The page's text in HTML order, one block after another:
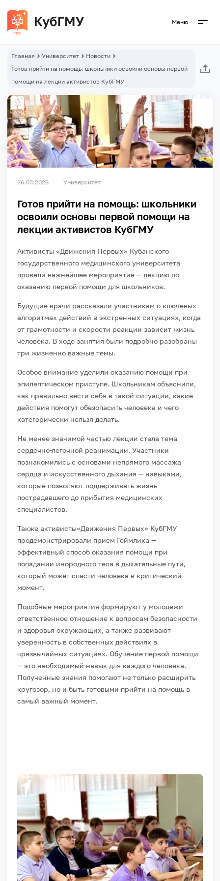
Меню
Главная Университет
Новости
Готов прийти на помощь: школьники освоили основы первой
помощи на лекции активистов КубГМУ
26.03.2026 Университет
Готов прийти на помощь: школьники
освоили основы первой помощи на
лекции активистов КубГМУ
Активисты «Движения Первых» Кубанского
государственного медицинского университета
провели важнейшее мероприятие — лекцию по
оказанию первой помощи для школьников.
Будущие врачи рассказали участникам о ключевых
алгоритмах действий в экстренных ситуациях, когда
от грамотности и скорости реакции зависит жизнь
человека. В ходе занятия были подробно разобраны
три жизненно важные темы.
Особое внимание уделили оказанию помощи при
эпилептическом приступе. Школьникам объяснили,
как правильно вести себя в такой ситуации, какие
действия помогут обезопасить человека и чего
категорически нельзя делать.
Не менее значимой частью лекции стала тема
сердечно-легочной реанимации. Участники
познакомились с основами непрямого массажа
сердца и искусственного дыхания — навыками,
которые позволяют поддерживать жизнь
пострадавшего до прибытия медицинских
специалистов.
Также активисты«Движения Первых» КубГМУ
продемонстрировали прием Геймлиха —
эффективный способ оказания помощи при
попадании инородного тела в дыхательные пути,
который может спасти человека в критический
момент.
Подобные мероприятия формируют у молодежи
ответственное отношение к вопросам безопасности
и здоровья окружающих, а также развивают
уверенность в собственных действиях в
чрезвычайных ситуациях. Обучение первой помощи
— это необходимый навык для каждого человека.
Полученные знания помогают не только расширить
кругозор, но и быть готовыми прийти на помощь в
самый важный момент.